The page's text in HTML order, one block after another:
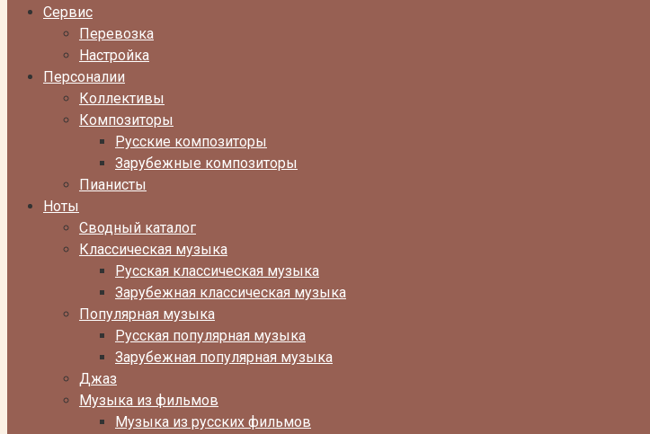
Сервис
Перевозка
Настройка
Персоналии
Коллективы
Композиторы
Русские композиторы
Зарубежные композиторы
Пианисты
Ноты
Сводный каталог
Классическая музыка
Русская классическая музыка
Зарубежная классическая музыка
Популярная музыка
Русская популярная музыка
Зарубежная популярная музыка
Джаз
Музыка из фильмов
Музыка из русских фильмов